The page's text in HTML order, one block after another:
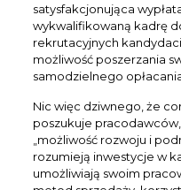
satysfakcjonująca
wykwalifikowaną kadrę
rekrutacyjnych
możliwość poszerzania
samodzielnego
Nic więc dziwnego, że
poszukuje
„możliwość rozwoju i
rozumieją inwestycje w
umożliwiają swoim